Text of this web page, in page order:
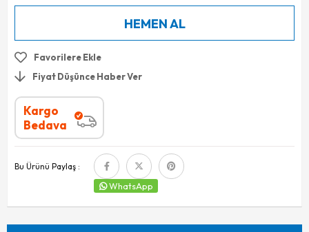
Favorilere Ekle
Fiyat Düşünce Haber Ver
Kargo
Bedava
Bu Ürünü Paylaş :
WhatsApp